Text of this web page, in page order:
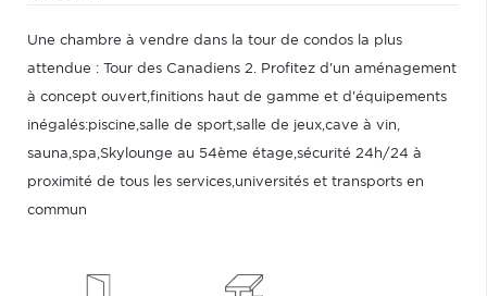
Une chambre à vendre dans la tour de condos la plus
attendue : Tour des Canadiens 2. Profitez d'un aménagement
à concept ouvert,finitions haut de gamme et d'équipements
inégalés:piscine,salle de sport,salle de jeux,cave à vin,
sauna,spa,Skylounge au 54ème étage,sécurité 24h/24 à
proximité de tous les services,universités et transports en
commun